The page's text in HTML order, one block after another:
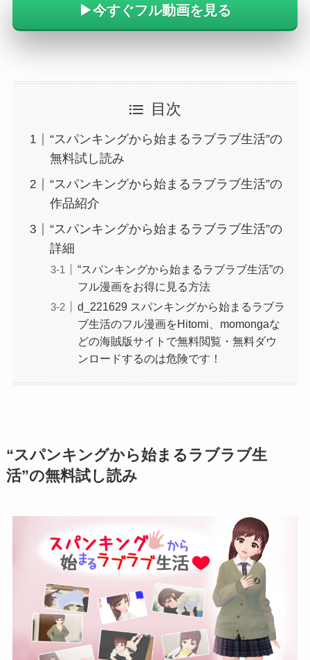
▶︎今すぐフル動画を見る
目次
“スパンキングから始まるラブラブ生活”の
無料試し読み
“スパンキングから始まるラブラブ生活”の
作品紹介
“スパンキングから始まるラブラブ生活”の
詳細
“スパンキングから始まるラブラブ生活”の
フル漫画をお得に見る方法
d_221629 スパンキングから始まるラブラ
ブ生活のフル漫画をHitomi、momongaな
どの海賊版サイトで無料閲覧・無料ダウ
ンロードするのは危険です！
“スパンキングから始まるラブラブ生
活”の無料試し読み